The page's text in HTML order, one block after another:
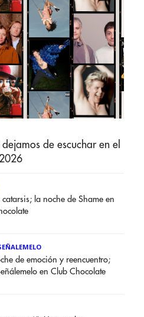
dejamos de escuchar en el
la noche de Shame en
de emoción y reencuentro;
en Club Chocolate